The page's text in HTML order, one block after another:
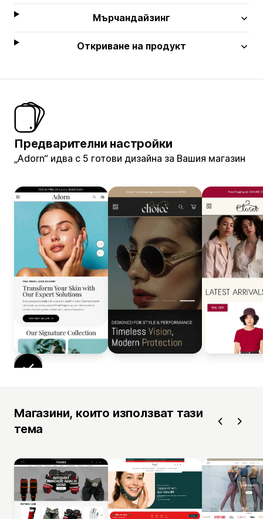
Мърчандайзинг
Откриване на продукт
Предварителни настройки
„Adorn“ идва с 5 готови дизайна за Вашия магазин
Магазини, които използват тази
тема